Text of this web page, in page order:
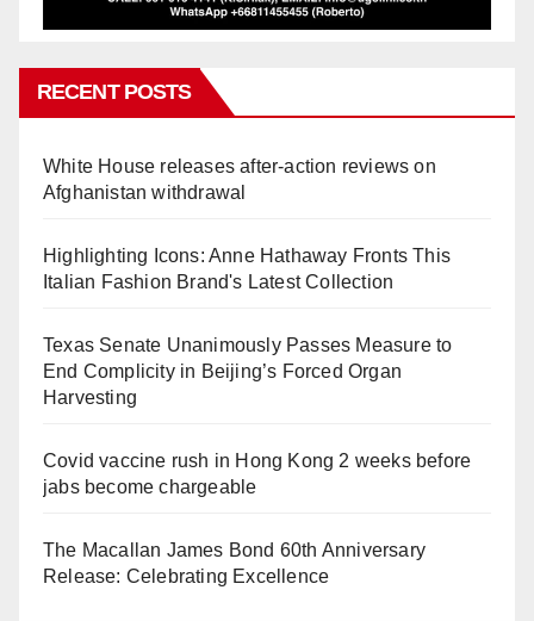
RECENT POSTS
White House releases after-action reviews on
Afghanistan withdrawal
Highlighting Icons: Anne Hathaway Fronts This
Italian Fashion Brand's Latest Collection
Texas Senate Unanimously Passes Measure to
End Complicity in Beijing’s Forced Organ
Harvesting
Covid vaccine rush in Hong Kong 2 weeks before
jabs become chargeable
The Macallan James Bond 60th Anniversary
Release: Celebrating Excellence